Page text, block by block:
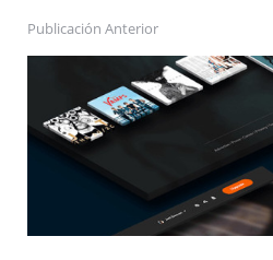
Publicación Anterior